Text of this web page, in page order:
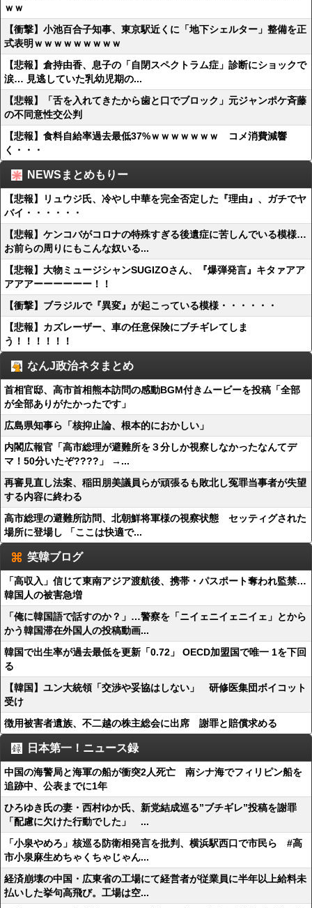
ｗｗ
【衝撃】小池百合子知事、東京駅近くに「地下シェルター」整備を正
式表明ｗｗｗｗｗｗｗｗｗ
【悲報】倉持由香、息子の「自閉スペクトラム症」診断にショックで
涙… 見逃していた乳幼児期の...
【悲報】「舌を入れてきたから歯と口でブロック」元ジャンポケ斉藤
の不同意性交公判
【悲報】食料自給率過去最低37%ｗｗｗｗｗｗｗ コメ消費減響
く・・・
NEWSまとめもりー
【悲報】リュウジ氏、冷やし中華を完全否定した『理由』、ガチでヤ
バイ・・・・・・
【悲報】ケンコバがコロナの特殊すぎる後遺症に苦しんでいる模様…
お前らの周りにもこんな奴いる...
【悲報】大物ミュージシャンSUGIZOさん、『爆弾発言』キタァアア
アアアーーーーーー！！
【衝撃】ブラジルで『異変』が起こっている模様・・・・・・
【悲報】カズレーザー、車の任意保険にブチギレてしま
う！！！！！！
なんJ政治ネタまとめ
首相官邸、高市首相熊本訪問の感動BGM付きムービーを投稿「全部
が全部ありがたかったです」
広島県知事ら「核抑止論、根本的におかしい」
内閣広報官「高市総理が避難所を３分しか視察しなかったなんてデ
マ！50分いたぞ????」 →...
再審見直し法案、稲田朋美議員らが頑張るも敗北し冤罪当事者が失望
する内容に終わる
高市総理の避難所訪問、北朝鮮将軍様の視察状態 セッティグされた
場所に登場し 「ここは快適で...
笑韓ブログ
「高収入」信じて東南アジア渡航後、携帯・パスポート奪われ監禁…
韓国人の被害急増
「俺に韓国語で話すのか？」…警察を「ニイェニイェニイェ」とから
かう韓国滞在外国人の投稿動画...
韓国で出生率が過去最低を更新「0.72」 OECD加盟国で唯一 1を下回
る
【韓国】ユン大統領「交渉や妥協はしない」 研修医集団ボイコット
受け
徴用被害者遺族、不二越の株主総会に出席 謝罪と賠償求める
日本第一！ニュース録
中国の海警局と海軍の船が衝突2人死亡 南シナ海でフィリピン船を
追跡中、公表までに1年
ひろゆき氏の妻・西村ゆか氏、新党結成巡る”ブチギレ”投稿を謝罪
「配慮に欠けた行動でした」 ...
「小泉やめろ」核巡る防衛相発言を批判、横浜駅西口で市民ら #高
市小泉麻生めちゃくちゃじゃん...
経済崩壊の中国・広東省の工場にて経営者が従業員に半年以上給料未
払いした挙句高飛び。工場は空...